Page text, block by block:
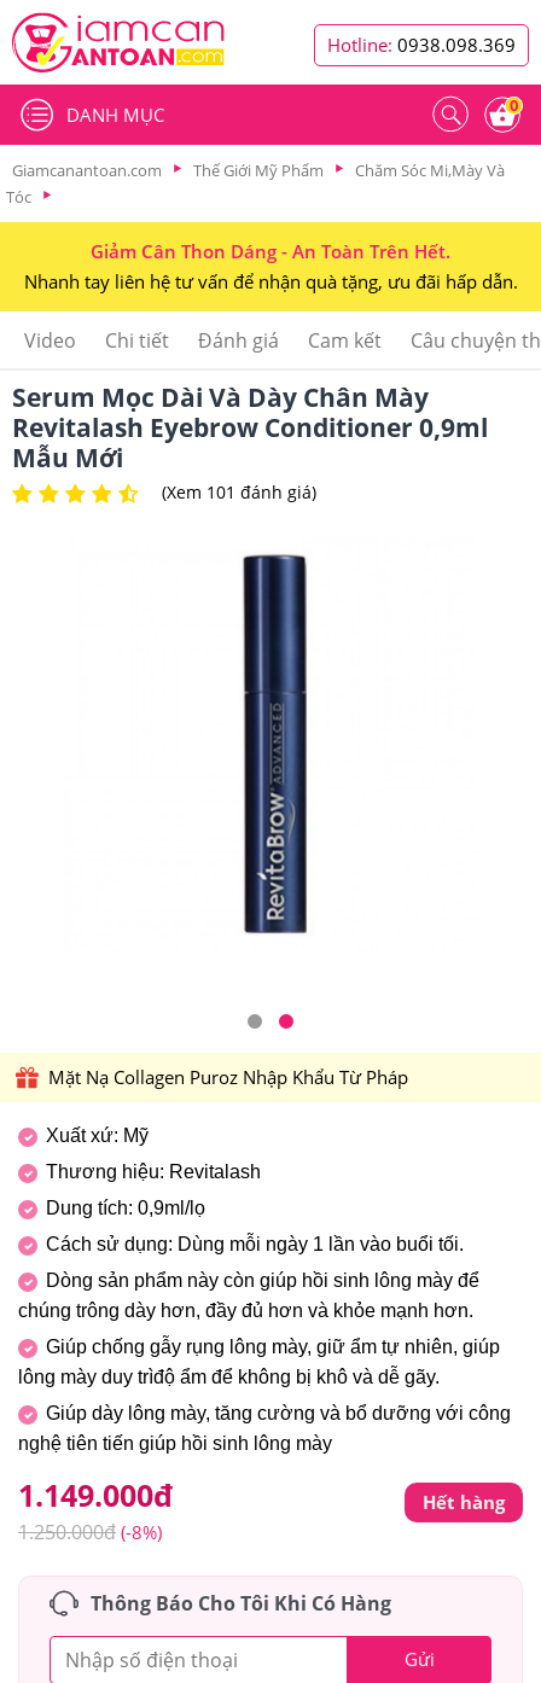
Hotline: 0938.098.369
0
DANH MỤC
Giamcanantoan.com Thế Giới Mỹ Phẩm
Chăm Sóc Mi,Mày Và
Tóc
Giảm Cân Thon Dáng - An Toàn Trên Hết.
Nhanh tay liên hệ tư vấn để nhận quà tặng, ưu đãi hấp dẫn.
Video Chi tiết Đánh giá Cam kết Câu chuyện
Serum Mọc Dài Và Dày Chân Mày
Revitalash Eyebrow Conditioner 0,9ml
Mẫu Mới
(Xem 101 đánh giá)
Mặt Nạ Collagen Puroz Nhập Khẩu Từ Pháp
Xuất xứ: Mỹ
Thương hiệu: Revitalash
Dung tích: 0,9ml/lọ
Cách sử dụng: Dùng mỗi ngày 1 lần vào buổi tối.
Dòng sản phẩm này còn giúp hồi sinh lông mày để
chúng trông dày hơn, đầy đủ hơn và khỏe mạnh hơn.
Giúp chống gẫy rụng lông mày, giữ ẩm tự nhiên, giúp
lông mày duy trìđộ ẩm để không bị khô và dễ gãy.
Giúp dày lông mày, tăng cường và bổ dưỡng với công
nghệ tiên tiến giúp hồi sinh lông mày
1.149.000đ
1.250.000đ (-8%)
Hết hàng
Thông Báo Cho Tôi Khi Có Hàng
Gửi